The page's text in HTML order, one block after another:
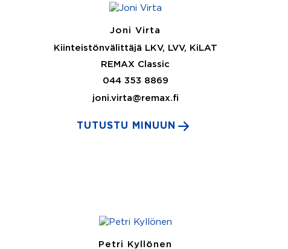
Joni Virta
Kiinteistönvälittäjä LKV, LVV, KiLAT
REMAX Classic
044 353 8869
joni.virta@remax.fi
TUTUSTU MINUUN
Petri Kyllönen